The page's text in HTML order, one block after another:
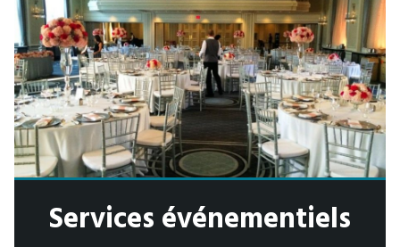
Services événementiels